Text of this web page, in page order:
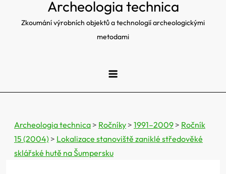
Archeologia technica
Zkoumání výrobních objektů a technologií archeologickými
metodami
Archeologia technica > Ročníky > 1991–2009 > Ročník
15 (2004) > Lokalizace stanoviště zaniklé středověké
sklářské hutě na Šumpersku